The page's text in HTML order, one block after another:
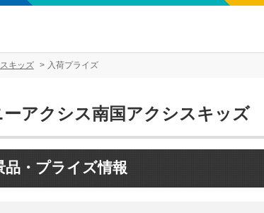
キッズ 入荷プライズ
ーアクシス南国アクシスキッズ
品・プライズ情報